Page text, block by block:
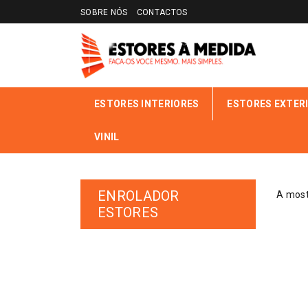
SOBRE NÓS CONTACTOS
ESTORES INTERIORES ESTORES
VINIL
INÍCIO LOJA ONLINE
ENROLADOR
ESTORES
A